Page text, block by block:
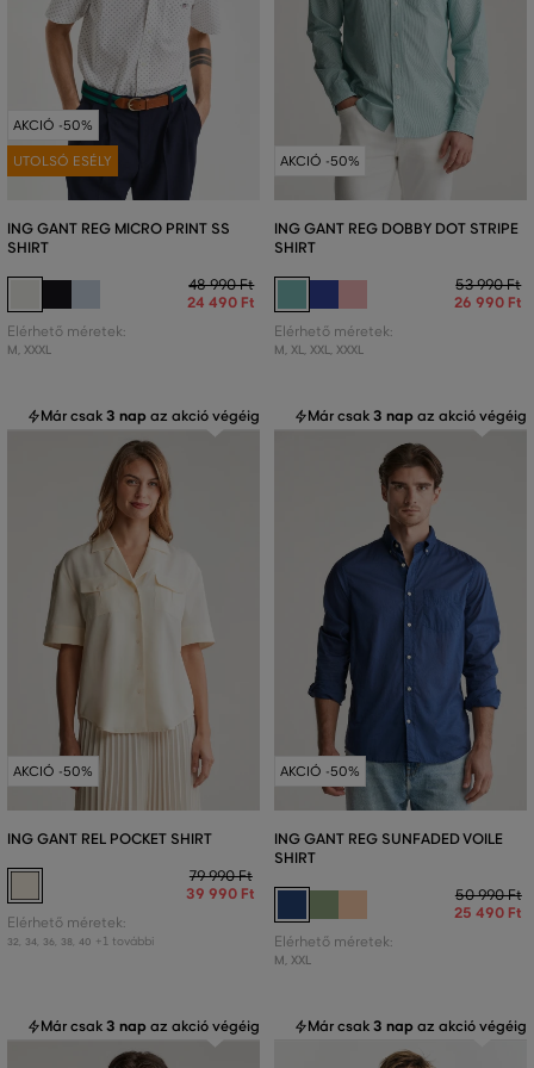
AKCIÓ -50%
UTOLSÓ ESÉLY
ING GANT REG MICRO PRINT SS
SHIRT
48 990 Ft
24 490 Ft
Elérhető méretek:
M, XXXL
AKCIÓ -50%
ING GANT REG DOBBY DOT STRIPE
SHIRT
53 990 Ft
26 990 Ft
Elérhető méretek:
M, XL, XXL, XXXL
Már csak3 nap az akció végéig
AKCIÓ -50%
ING GANT REL POCKET SHIRT
79 990 Ft
39 990 Ft
Elérhető méretek:
32 34 36 38 40 +1 további
Már csak3 nap az akció végéig
AKCIÓ -50%
ING GANT REG SUNFADED VOILE
SHIRT
50 990 Ft
25 490 Ft
Elérhető méretek:
M, XXL
Már csak3 nap az akció végéig Már csak3 nap az akció végéig